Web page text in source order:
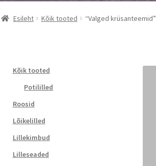
Esileht Kõik tooted “Valged krüsanteemid”
Kõik tooted
Potililled
Roosid
Lõikelilled
Lillekimbud
Lilleseaded